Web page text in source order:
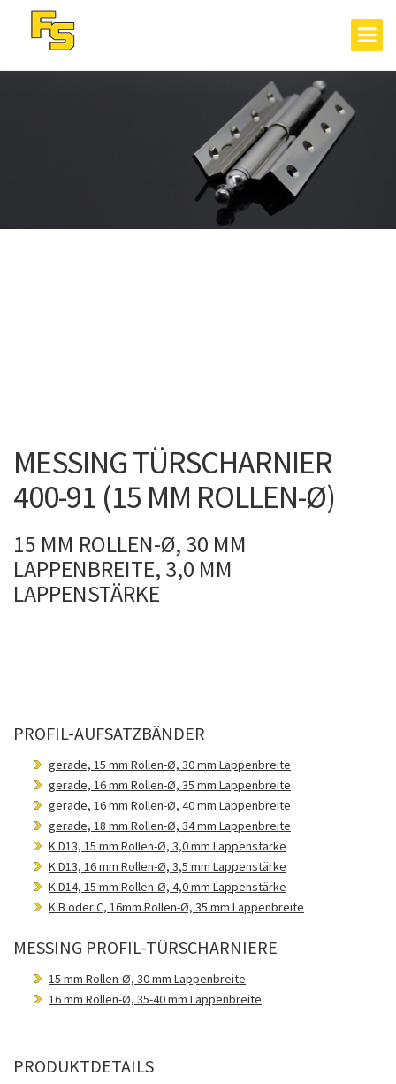
MESSING TÜRSCHARNIER
400-91 (15 MM ROLLEN-Ø)
15 MM ROLLEN-Ø, 30 MM
LAPPENBREITE, 3,0 MM
LAPPENSTÄRKE
PROFIL-AUFSATZBÄNDER
gerade, 15 mm Rollen-Ø, 30 mm Lappenbreite
gerade, 16 mm Rollen-Ø, 35 mm Lappenbreite
gerade, 16 mm Rollen-Ø, 40 mm Lappenbreite
gerade, 18 mm Rollen-Ø, 34 mm Lappenbreite
K D13, 15 mm Rollen-Ø, 3,0 mm Lappenstärke
K D13, 16 mm Rollen-Ø, 3,5 mm Lappenstärke
K D14, 15 mm Rollen-Ø, 4,0 mm Lappenstärke
K B oder C, 16mm Rollen-Ø, 35 mm Lappenbreite
MESSING PROFIL-TÜRSCHARNIERE
15 mm Rollen-Ø, 30 mm Lappenbreite
16 mm Rollen-Ø, 35-40 mm Lappenbreite
PRODUKTDETAILS